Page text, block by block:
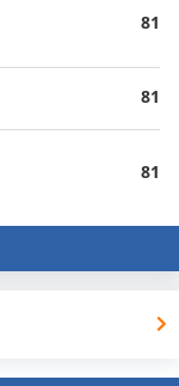
81
81
81